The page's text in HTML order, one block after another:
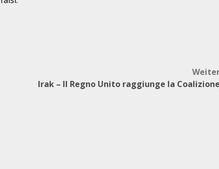
Irak – Il Regno Unito raggiunge la